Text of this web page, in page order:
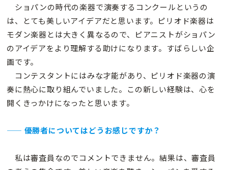
ショパンの時代の楽器で演奏するコンクールというの
は、とても美しいアイデアだと思います。ピリオド楽器は
モダン楽器とは大きく異なるので、ピアニストがショパン
のアイデアをより理解する助けになります。すばらしい企
画です。
コンテスタントにはみな才能があり、ピリオド楽器の演
奏に熱心に取り組んでいました。この新しい経験は、心を
開くきっかけになったと思います。
—— 優勝者についてはどうお感じですか？
私は審査員なのでコメントできません。結果は、審査員